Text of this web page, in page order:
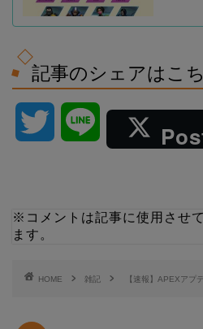
記事のシェアはこ
t
※コメントは記事に使用させ
ます。
HOME 雑記 【速報】APEXアプ